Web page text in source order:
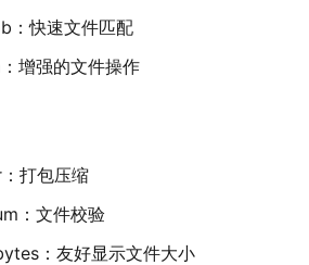
：快速文件匹配
增强的文件操作
打包压缩
：文件校验
：友好显示文件大小